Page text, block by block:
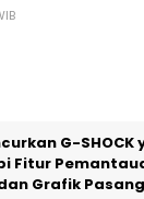
G-SHOCK
Fitur
Grafik